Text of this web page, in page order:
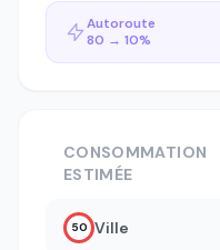
Autoroute
80 → 10%
CONSOMMATION
ESTIMÉE
50 Ville